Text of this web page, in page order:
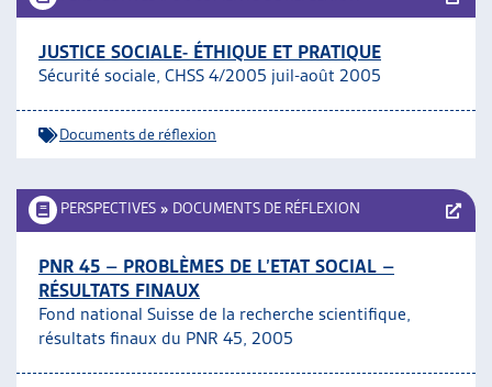
JUSTICE SOCIALE- ÉTHIQUE ET PRATIQUE
Sécurité sociale, CHSS 4/2005 juil-août 2005
Documents de réflexion
PERSPECTIVES » DOCUMENTS DE RÉFLEXION
PNR 45 – PROBLÈMES DE L’ETAT SOCIAL –
RÉSULTATS FINAUX
Fond national Suisse de la recherche scientifique,
résultats finaux du PNR 45, 2005